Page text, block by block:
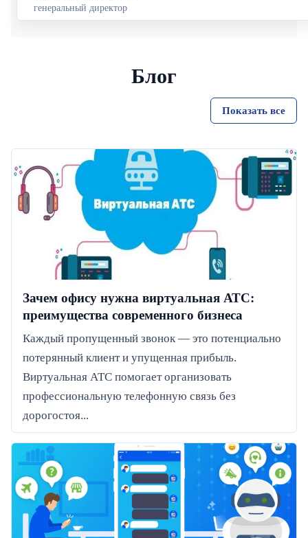
генеральный директор
Блог
Показать все
Зачем офису нужна виртуальная АТС:
преимущества современного бизнеса
Каждый пропущенный звонок — это потенциально
потерянный клиент и упущенная прибыль.
Виртуальная АТС помогает организовать
профессиональную телефонную связь без
дорогостоя...